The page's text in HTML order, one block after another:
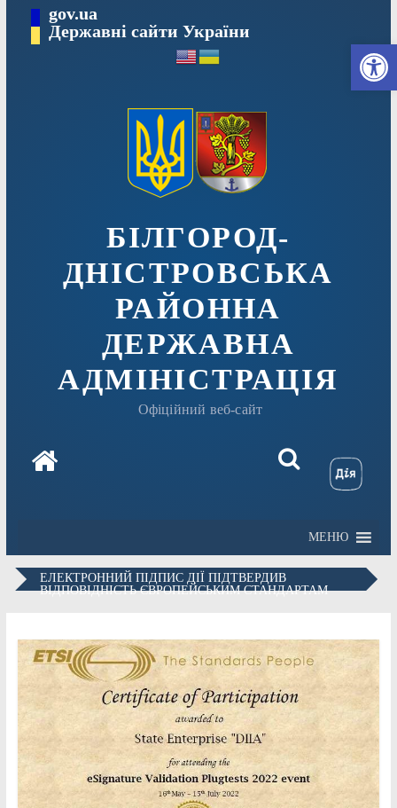
вмісту
gov.ua
Державні сайти України
БІЛГОРОД-
ДНІСТРОВСЬКА
РАЙОННА
ДЕРЖАВНА
АДМІНІСТРАЦІЯ
Офіційний веб-сайт
МЕНЮ
ЕЛЕКТРОННИЙ ПІДПИС ДІЇ ПІДТВЕРДИВ
ВІДПОВІДНІСТЬ ЄВРОПЕЙСЬКИМ СТАНДАРТАМ